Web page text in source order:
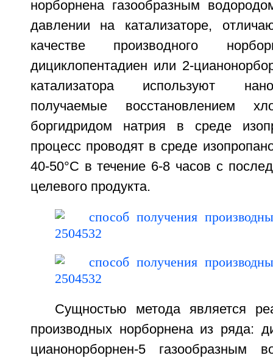
норборнена газообразным
давлении на катализаторе,
качестве производного
дициклопентадиен или 2-
катализатора используют
получаемые восстановлением
боргидридом натрия в среде
процесс проводят в среде
40-50°C в течение 6-8 часов с
целевого продукта.
Сущностью метода является
производных норборнена из ряда:
цианонорборнен-5 газообразным